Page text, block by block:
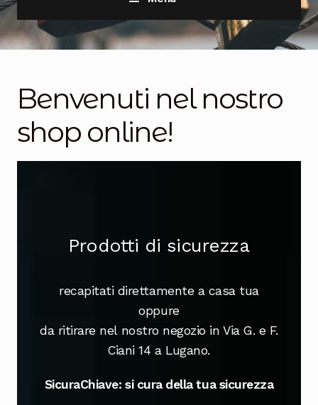
Home
Chiavi Auto
Espandi
child
Chiavi e Cilindri
il
Benvenuti nel nostro
shop online!
Prodotti di sicurezza
recapitati direttamente a casa tua
oppure
da ritirare nel nostro negozio in Via G. e F.
Ciani 14 a Lugano.
SicuraChiave: si cura della tua sicurezza